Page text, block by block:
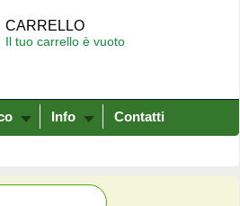
CARRELLO
Il tuo carrello è vuoto
Info Contatti